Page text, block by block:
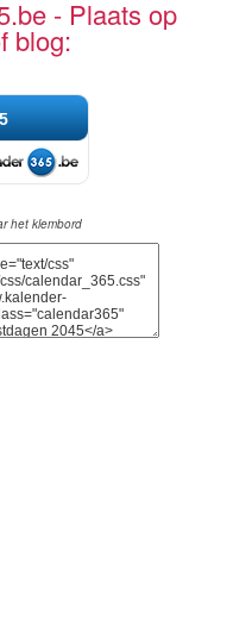
- Plaats op
blog:
het klembord